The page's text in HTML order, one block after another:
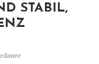
STABIL,